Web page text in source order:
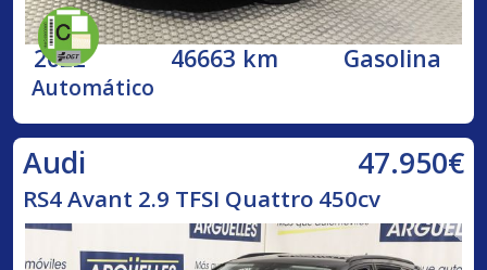
2022 46663 km Gasolina
Automático
Audi 47.950€
RS4 Avant 2.9 TFSI Quattro 450cv